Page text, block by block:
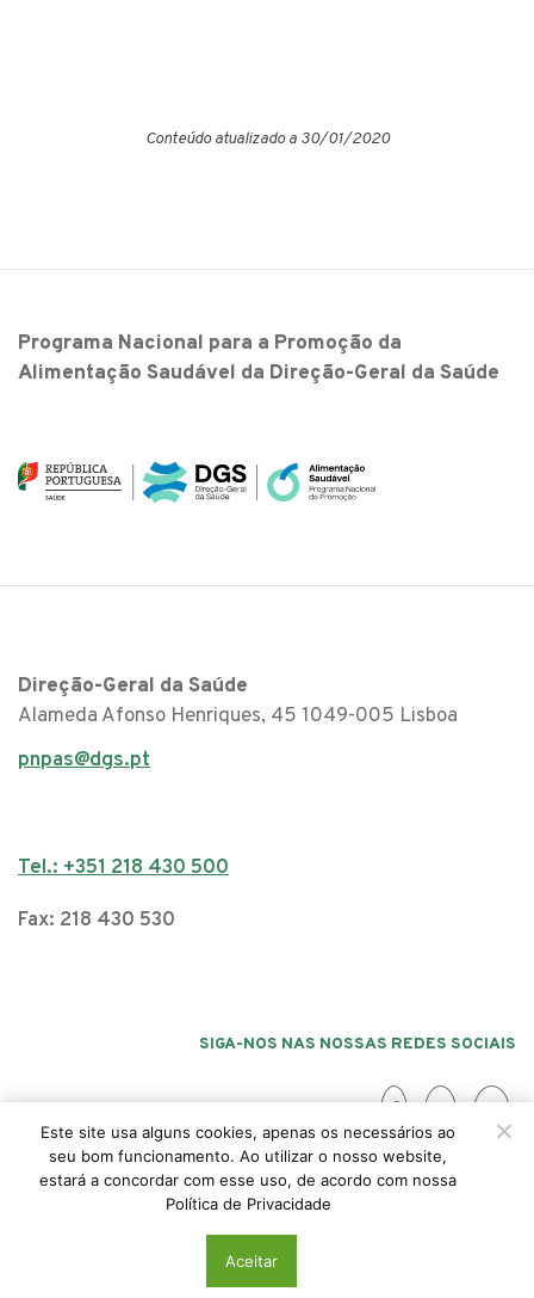
Conteúdo atualizado a 30/01/2020
Programa Nacional para a Promoção da
Alimentação Saudável da Direção-Geral da Saúde
Direção-Geral da Saúde
Alameda Afonso Henriques, 45 1049-005 Lisboa
pnpas@dgs.pt
Tel.: +351 218 430 500
Fax: 218 430 530
SIGA-NOS NAS NOSSAS REDES SOCIAIS
AcessibilidadePolitica da Privacidade
© 2026 PNPAS, Todos os direitos reservados
Este site usa alguns cookies, apenas os necessários ao
seu bom funcionamento. Ao utilizar o nosso website,
estará a concordar com esse uso, de acordo com nossa
Política de Privacidade
Aceitar